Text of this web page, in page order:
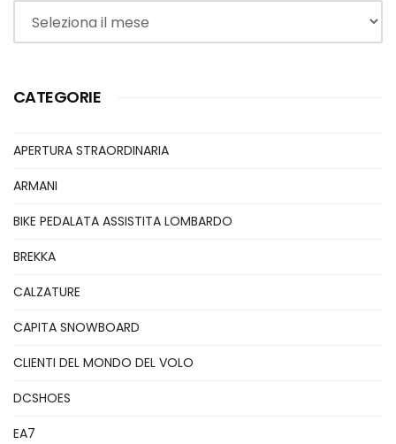
Archivi
CATEGORIE
APERTURA STRAORDINARIA
ARMANI
BIKE PEDALATA ASSISTITA LOMBARDO
BREKKA
CALZATURE
CAPITA SNOWBOARD
CLIENTI DEL MONDO DEL VOLO
DCSHOES
EA7